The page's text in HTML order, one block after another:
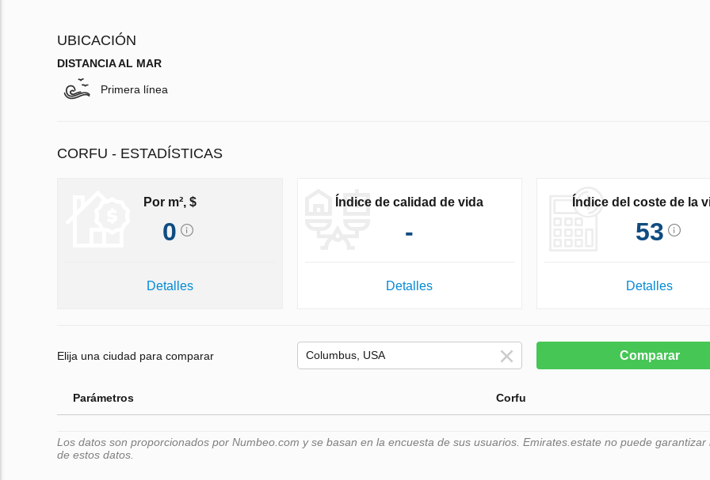
UBICACIÓN
DISTANCIA AL MAR
Primera línea
CORFU - ESTADÍSTICAS
Por m², $
0
Detalles
Índice de calidad de vida
-
Detalles
Índice del coste de la
53
Detalles
Elija una ciudad para comparar Comparar
Parámetros Corfu
Los datos son proporcionados por Numbeo.com y se basan en la encuesta de sus usuarios. Emirates.estate no puede garantizar
de estos datos.